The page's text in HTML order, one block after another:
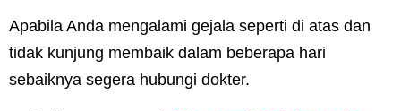
Apabila Anda mengalami gejala seperti di atas dan
tidak kunjung membaik dalam beberapa hari
sebaiknya segera hubungi dokter.